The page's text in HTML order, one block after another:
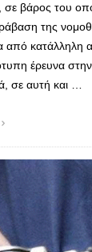
βάρος του
της
από κατάλληλη
έρευνα
σε αυτή και …